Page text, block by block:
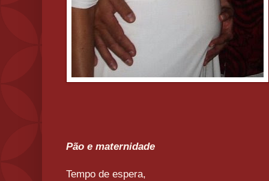
Pão e maternidade
Tempo de espera,